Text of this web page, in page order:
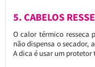
5. CABELOS
O calor térmico resseca
não dispensa o secador,
A dica é usar um